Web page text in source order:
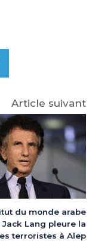
Article suivant
du monde arabe
Lang pleure la
terroristes à Alep